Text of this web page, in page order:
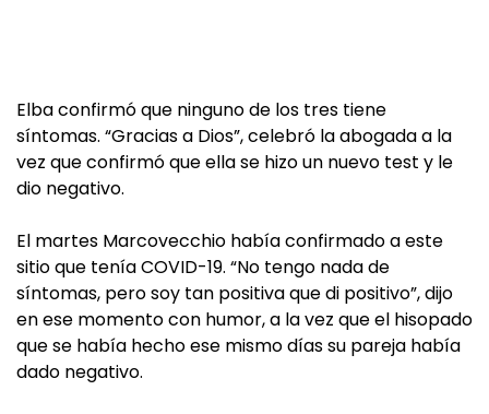
Elba confirmó que ninguno de los tres tiene
síntomas. “Gracias a Dios”, celebró la abogada a la
vez que confirmó que ella se hizo un nuevo test y le
dio negativo.
El martes Marcovecchio había confirmado a este
sitio que tenía COVID-19. “No tengo nada de
síntomas, pero soy tan positiva que di positivo”, dijo
en ese momento con humor, a la vez que el hisopado
que se había hecho ese mismo días su pareja había
dado negativo.